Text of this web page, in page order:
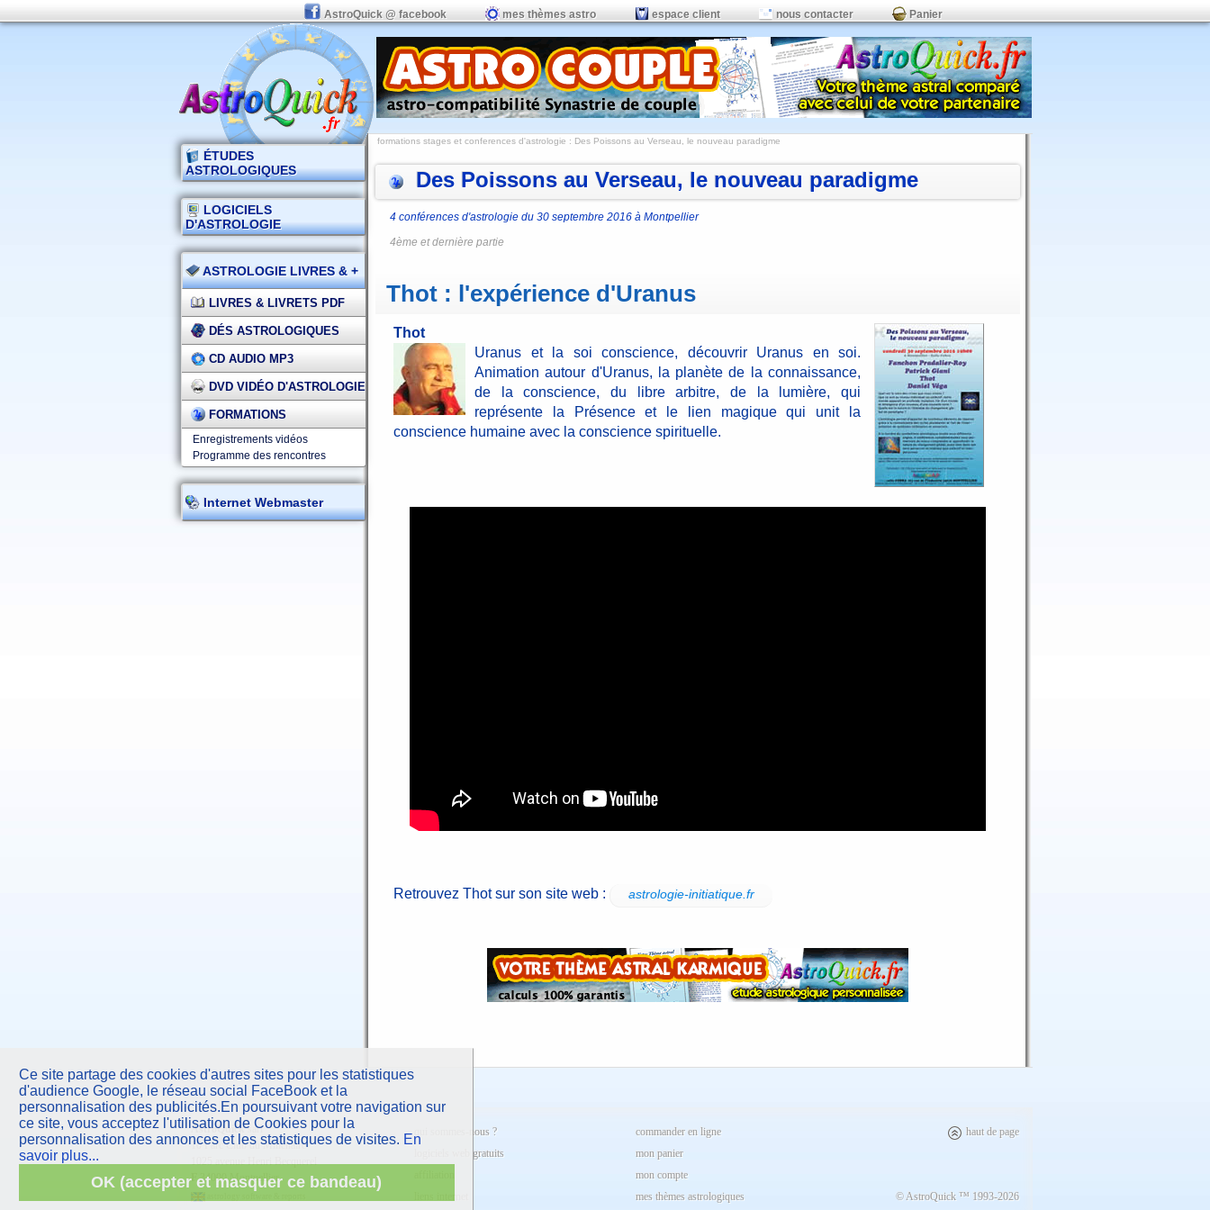
Ce site partage des cookies d'autres sites pour les statistiques
d'audience Google, le réseau social FaceBook et la
personnalisation des publicités.En poursuivant votre navigation sur
ce site, vous acceptez l'utilisation de Cookies pour la
personnalisation des annonces et les statistiques de visites. En
savoir plus...
OK (accepter et masquer ce bandeau)
AstroQuick @ facebook mes thèmes astro espace client nous contacter Panier
ÉTUDES
ASTROLOGIQUES
LOGICIELS
D'ASTROLOGIE
ASTROLOGIE LIVRES & +
LIVRES & LIVRETS PDF
DÉS ASTROLOGIQUES
CD AUDIO MP3
DVD VIDÉO D'ASTROLOGIE
FORMATIONS
Enregistrements vidéos
Programme des rencontres
Internet Webmaster
formations stages et conferences d'astrologie : Des Poissons au Verseau, le nouveau paradigme
Des Poissons au Verseau, le nouveau paradigme
4 conférences d'astrologie du 30 septembre 2016 à Montpellier
4ème et dernière partie
Thot : l'expérience d'Uranus
Thot
Uranus et la soi conscience, découvrir Uranus en soi.
Animation autour d'Uranus, la planète de la connaissance,
de la conscience, du libre arbitre, de la lumière, qui
représente la Présence et le lien magique qui unit la
conscience humaine avec la conscience spirituelle.
Retrouvez Thot sur son site web : astrologie-initiatique.fr
AstroQuicksarl
10 Parc Club du Millénaire
1025 avenue Henri Becquerel
F 34000 Montpellier
qui sommes-nous ?
logiciels web gratuits
commander en ligne
mon panier
mon compte
mes thèmes astrologiques
haut de page
© AstroQuick ™ 1993-2026